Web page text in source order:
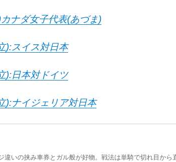
ナダ女子代表(あづま)
):スイス対日本
):日本対ドイツ
):ナイジェリア対日本
違いの挟み車券とガル般が好物。戦法は単騎で切れ目から